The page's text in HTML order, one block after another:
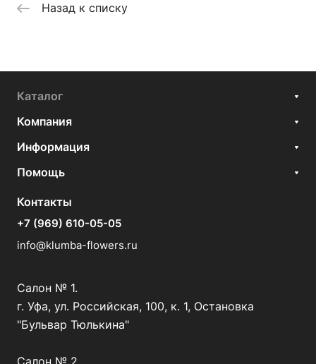
Назад к списку
Каталог
Компания
Информация
Помощь
Контакты
+7 (969) 610-05-05
info@klumba-flowers.ru
Салон № 1.
г. Уфа, ул. Российская, 100, к. 1, Остановка
"Бульвар Тюлькина"